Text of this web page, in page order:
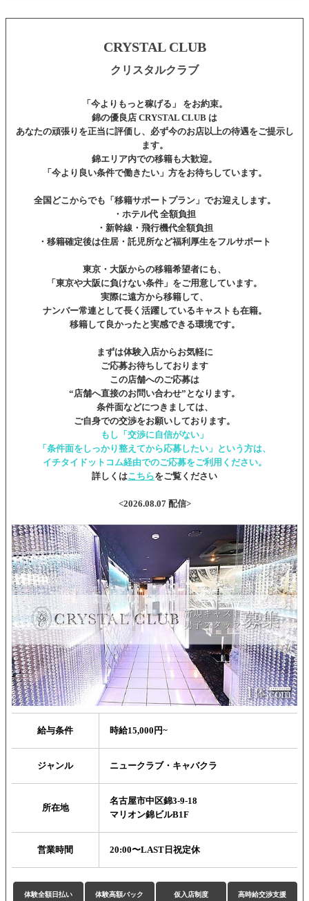
CRYSTAL CLUB
クリスタルクラブ
「今よりもっと稼げる」 をお約束。
錦の優良店 CRYSTAL CLUB は
あなたの頑張りを正当に評価し、必ず今のお店以上の待遇をご提示し
ます。
錦エリア内での移籍も大歓迎。
「今より良い条件で働きたい」方をお待ちしています。
全国どこからでも「移籍サポートプラン」でお迎えします。
・ホテル代 全額負担
・新幹線・飛行機代全額負担
・移籍確定後は住居・託児所など福利厚生をフルサポート
東京・大阪からの移籍希望者にも、
「東京や大阪に負けない条件」 をご用意しています。
実際に遠方から移籍して、
ナンバー常連として長く活躍しているキャストも在籍。
移籍して良かったと実感できる環境です。
まずは体験入店からお気軽に
ご応募お待ちしております
この店舗へのご応募は
“店舗へ直接のお問い合わせ”となります。
条件面などにつきましては、
ご自身での交渉をお願いしております。
もし「交渉に自信がない」
「条件面をしっかり整えてから応募したい」という方は、
イチタイドットコム経由でのご応募をご利用ください。
詳しくはこちらをご覧ください
<2026.08.07 配信>
給与条件 時給15,000円~
ジャンル ニュークラブ・キャバクラ
所在地
名古屋市中区錦3-9-18
マリオン錦ビルB1F
営業時間 20:00〜LAST日祝定休
体験全額日払い 体験高額バック 仮入店制度 高時給交渉支援